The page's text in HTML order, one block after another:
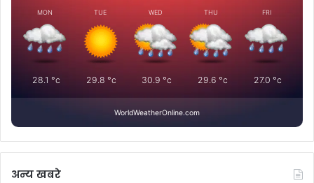
MON
28.1 °c
TUE
29.8 °c
WED
30.9 °c
THU
29.6 °c
FRI
27.0 °c
WorldWeatherOnline.com
अन्य खबरे